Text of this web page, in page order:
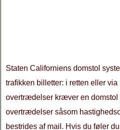
Staten Californiens domstol
trafikken billetter: i retten eller
overtrædelser kræver en domstol
overtrædelser såsom
bestrides af mail. Hvis du føler